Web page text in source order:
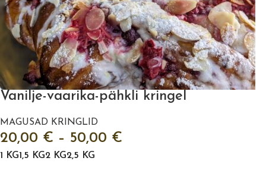
Vanilje-vaarika-pähkli kringel
MAGUSAD KRINGLID
20,00 € – 50,00 €
1 KG1,5 KG2 KG2,5 KG